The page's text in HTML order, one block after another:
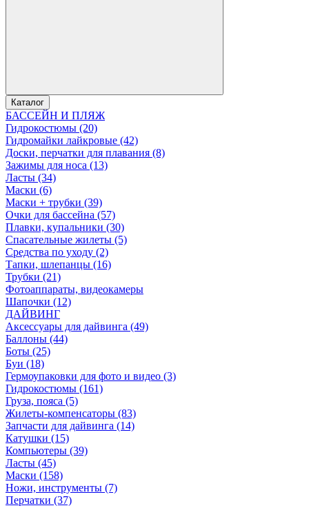
Каталог
БАССЕЙН И ПЛЯЖ
Гидрокостюмы (20)
Гидромайки лайкровые (42)
Доски, перчатки для плавания (8)
Зажимы для носа (13)
Ласты (34)
Маски (6)
Маски + трубки (39)
Очки для бассейна (57)
Плавки, купальники (30)
Спасательные жилеты (5)
Средства по уходу (2)
Тапки, шлепанцы (16)
Трубки (21)
Фотоаппараты, видеокамеры
Шапочки (12)
ДАЙВИНГ
Аксессуары для дайвинга (49)
Баллоны (44)
Боты (25)
Буи (18)
Гермоупаковки для фото и видео (3)
Гидрокостюмы (161)
Груза, пояса (5)
Жилеты-компенсаторы (83)
Запчасти для дайвинга (14)
Катушки (15)
Компьютеры (39)
Ласты (45)
Маски (158)
Ножи, инструменты (7)
Перчатки (37)